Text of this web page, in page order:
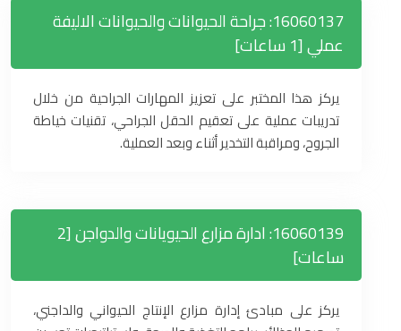
16060137: جراحة الحيوانات والحيوانات الاليفة
عملي [1 ساعات]
يركز هذا المختبر على تعزيز المهارات الجراحية من خلال
تدريبات عملية على تعقيم الحقل الجراحي، تقنيات خياطة
الجروح، ومراقبة التخدير أثناء وبعد العملية.
16060139: ادارة مزارع الحيويانات والدواجن [2
ساعات]
يركز على مبادئ إدارة مزارع الإنتاج الحيواني والداجني،